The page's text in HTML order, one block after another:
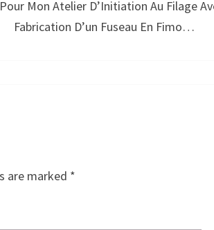
Mon Atelier D’Initiation Au Filage
Fabrication D’un Fuseau En Fimo…
are marked *